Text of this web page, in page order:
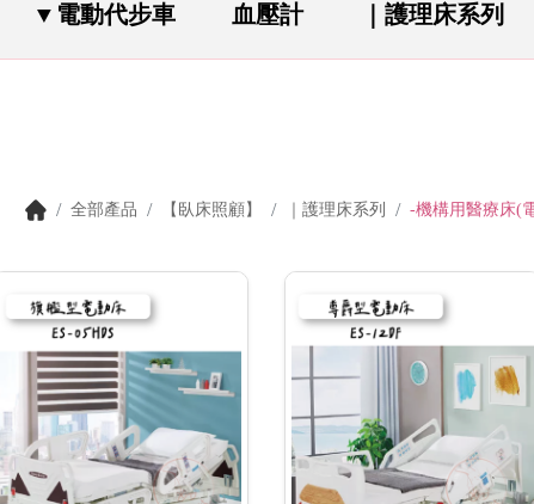
▼電動代步車 血壓計 ｜護理床系列
全部產品 【臥床照顧】 ｜護理床系列 -機構用醫療床(